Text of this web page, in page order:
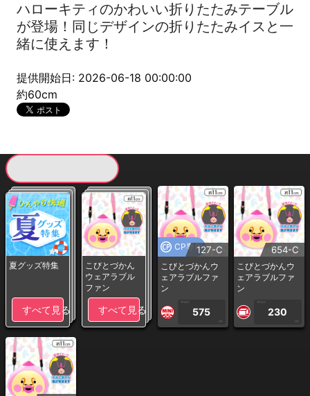
ハローキティのかわいい折りたたみテーブル
が登場！同じデザインの折りたたみイスと一
緒に使えます！
提供開始日: 2026-06-18 00:00:00
約60cm
夏グッズ特集
すべて見る
こびとづかん
ウェアラブル
ファン
すべて見る
CP専用127-C
こびとづかんウ
ェアラブルファ
ン
1PLAY
575
CP
654-C
こびとづかんウ
ェアラブルファ
ン
1PLAY
230
CP